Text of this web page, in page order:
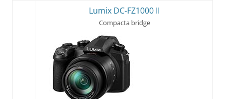
Lumix DC-FZ1000 II
Compacta bridge